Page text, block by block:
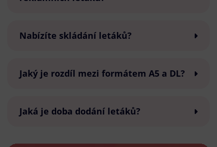
Nabízíte skládání letáků?
Jaký je rozdíl mezi formátem A5 a DL?
Jaká je doba dodání letáků?